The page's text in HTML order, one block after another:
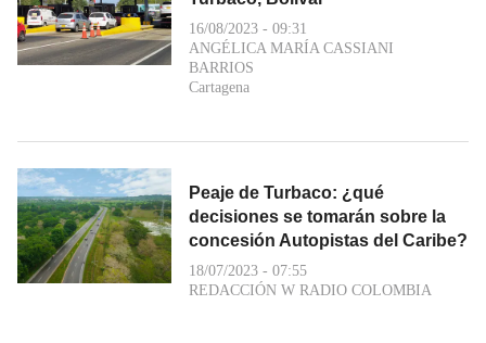
16/08/2023 - 09:31
ANGÉLICA MARÍA CASSIANI
BARRIOS
Cartagena
Peaje de Turbaco: ¿qué
decisiones se tomarán sobre la
concesión Autopistas del Caribe?
18/07/2023 - 07:55
REDACCIÓN W RADIO COLOMBIA